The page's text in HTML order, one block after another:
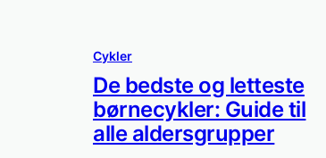
Cykler
De bedste og letteste
børnecykler: Guide til
alle aldersgrupper